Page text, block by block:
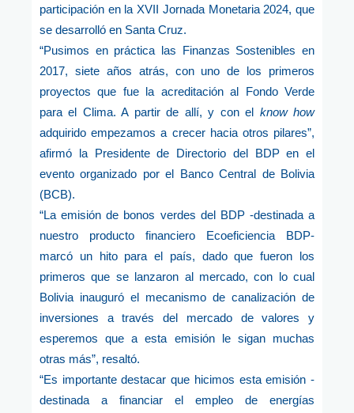
participación en la XVII Jornada Monetaria 2024, que
se desarrolló en Santa Cruz.
“Pusimos en práctica las Finanzas Sostenibles en
2017, siete años atrás, con uno de los primeros
proyectos que fue la acreditación al Fondo Verde
para el Clima. A partir de allí, y con el know how
adquirido empezamos a crecer hacia otros pilares”,
afirmó la Presidente de Directorio del BDP en el
evento organizado por el Banco Central de Bolivia
(BCB).
“La emisión de bonos verdes del BDP -destinada a
nuestro producto financiero Ecoeficiencia BDP-
marcó un hito para el país, dado que fueron los
primeros que se lanzaron al mercado, con lo cual
Bolivia inauguró el mecanismo de canalización de
inversiones a través del mercado de valores y
esperemos que a esta emisión le sigan muchas
otras más”, resaltó.
“Es importante destacar que hicimos esta emisión -
destinada a financiar el empleo de energías